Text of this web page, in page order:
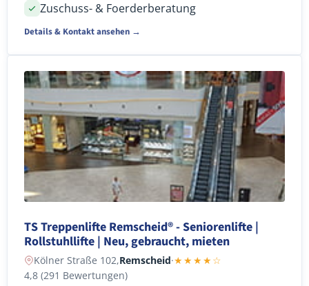
Zuschuss- & Foerderberatung
Details & Kontakt ansehen →
TS Treppenlifte Remscheid® - Seniorenlifte |
Rollstuhllifte | Neu, gebraucht, mieten
Kölner Straße 102,Remscheid·★★★★☆
4,8 (291 Bewertungen)